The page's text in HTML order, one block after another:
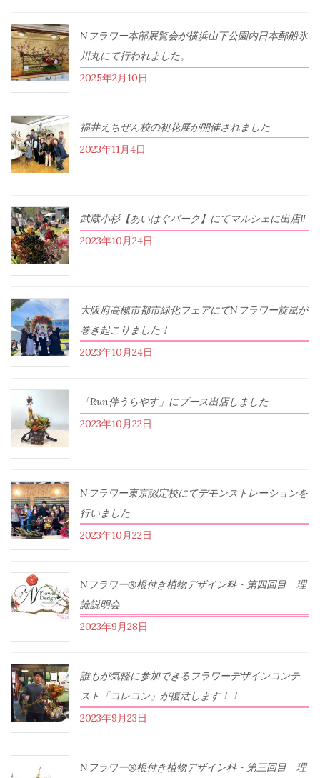
Nフラワー本部展覧会が横浜山下公園内日本郵船氷
川丸にて行われました。
2025年2月10日
福井えちぜん校の初花展が開催されました
2023年11月4日
武蔵小杉【あいはぐパーク】にてマルシェに出店‼︎
2023年10月24日
大阪府高槻市都市緑化フェアにてNフラワー旋風が
巻き起こりました！
2023年10月24日
「Run伴うらやす」にブース出店しました
2023年10月22日
Nフラワー東京認定校にてデモンストレーションを
行いました
2023年10月22日
Nフラワー®根付き植物デザイン科・第四回目 理
論説明会
2023年9月28日
誰もが気軽に参加できるフラワーデザインコンテ
スト「コレコン」が復活します！！
2023年9月23日
Nフラワー®根付き植物デザイン科・第三回目 理